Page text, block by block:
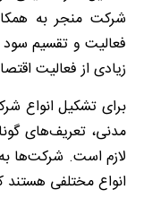
شرکت منجر به
فعالیت و تقسیم
زیادی از فعالیت
برای تشکیل انواع
مدنی، تعریف‌های
لازم است. شرکت‌ها
انواع مختلفی هستند